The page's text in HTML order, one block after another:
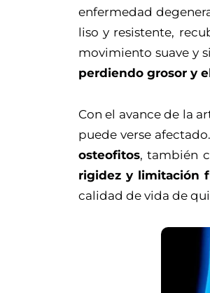
enfermedad
liso y resistente,
movimiento suave y
perdiendo grosor y
Con el avance de la
puede verse
osteofitos, también
rigidez y limitación
calidad de vida de